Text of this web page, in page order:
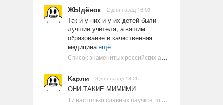
ЖЫдёнок 2 дня назад 16:03
Так и у них и у их детей были
лучшие учителя, а вашим
образование и качественная
медицинаещё
Список знаменитых российских артистов-евреев | Ультрамарин
Карли 3 дня назад 18:25
ОНИ ТАКИЕ МИМИМИ
17 настолько славных паучков, что даже у арахнофобов появится желание их погладить